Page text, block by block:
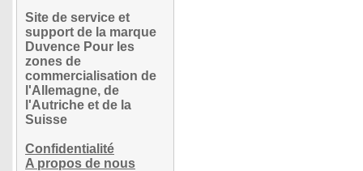
Site de service et
support de la marque
Duvence Pour les
zones de
commercialisation de
l'Allemagne, de
l'Autriche et de la
Suisse
Confidentialité
A propos de nous